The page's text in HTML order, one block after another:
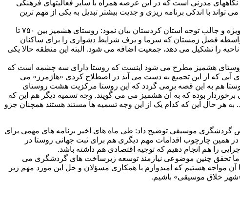
مدرنی است که در این عرصه همراه با سایر فعالیتهای فرهنگی
با اندکی برنامه ریزی و جدیت بیشتر تبدیل به یکی از مهم ترین
این مدرس دانشگاه که همراه با پدر و خانواده اش بخش زیادی از سال را در روستای هشمیز زندگی می کند، در رابطه با این روستای ویژه و جالب توجه استان کردستان بیان نمود: روستای هشمیز بین ۷۵۰ تا
شود چون که به واسطه فصل زمستان که سرما و برف شرایط دشواری را برای ساکنان
را تشکیل می دهد، جمعیت اضافه می شود. البته این منطقه حالا یکی
روستای هشمیز مطرح می شود اینست که روستا دارای سه چشمه است که
که از این تجمیع به دست می آید در اصطلاح کردی «هاژمرز» می
هم به این قصه برمی گردد که این روستا مرکزیت هشت روستای
برخوردار بوده که به آن هشمیز می می گویند. وجه تسمیه دیگر هم این که
هر حال این که کدام یک از این وجه تسمیه ها مستند هستند همچنان جزو
موسیقی توضیح داد: طی ماه های اخیر برنامه های مهمی برای
همین چارچوب اقدامات مهم دیگری هم برای ثبت جهانی روستا در
را هم انجام دهیم که توجیه اقتصادی هم داشته باشد.
تحقق چنین موضوعی نیازمند توسعه زیرساخت های گردشگری می
حالا با آن مواجه هستیم که امیدوارم با همکاری مسؤلان و حل این مورد مهم زیر
خلاق موسیقی» باشیم.